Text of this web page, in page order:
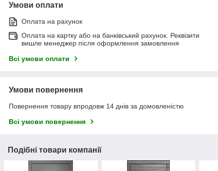
Умови оплати
Оплата на рахунок
Оплата на картку або на банківський рахунок. Реквізити
вишле менеджер після оформлення замовлення
Всі умови оплати
Умови повернення
Повернення товару впродовж 14 днів за домовленістю
Всі умови повернення
Подібні товари компанії